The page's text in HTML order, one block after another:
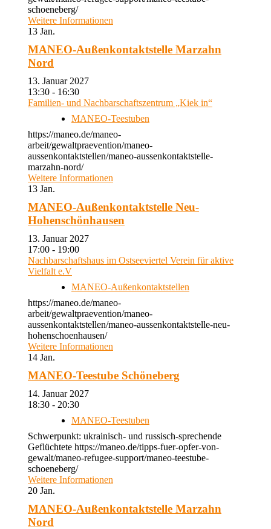
schoeneberg/
Weitere Informationen
13 Jan.
MANEO-Außenkontaktstelle Marzahn
Nord
13. Januar 2027
13:30 - 16:30
Familien- und Nachbarschaftszentrum „Kiek in“
MANEO-Teestuben
https://maneo.de/maneo-
arbeit/gewaltpraevention/maneo-
aussenkontaktstellen/maneo-aussenkontaktstelle-
marzahn-nord/
Weitere Informationen
13 Jan.
MANEO-Außenkontaktstelle Neu-
Hohenschönhausen
13. Januar 2027
17:00 - 19:00
Nachbarschaftshaus im Ostseeviertel Verein für aktive
Vielfalt e.V
MANEO-Außenkontaktstellen
https://maneo.de/maneo-
arbeit/gewaltpraevention/maneo-
aussenkontaktstellen/maneo-aussenkontaktstelle-neu-
hohenschoenhausen/
Weitere Informationen
14 Jan.
MANEO-Teestube Schöneberg
14. Januar 2027
18:30 - 20:30
MANEO-Teestuben
Schwerpunkt: ukrainisch- und russisch-sprechende
Geflüchtete https://maneo.de/tipps-fuer-opfer-von-
gewalt/maneo-refugee-support/maneo-teestube-
schoeneberg/
Weitere Informationen
20 Jan.
MANEO-Außenkontaktstelle Marzahn
Nord